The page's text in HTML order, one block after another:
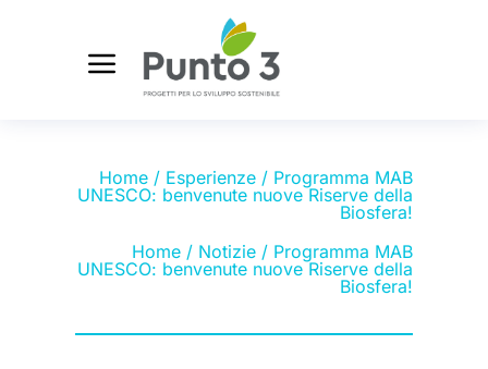
Home / Esperienze / Programma MAB
UNESCO: benvenute nuove Riserve della
Biosfera!
Home / Notizie / Programma MAB
UNESCO: benvenute nuove Riserve della
Biosfera!